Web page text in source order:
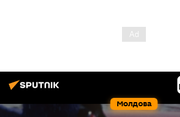
Молдова